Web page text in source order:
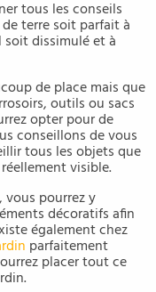
tous les conseils
terre soit parfait à
dissimulé et à
de place mais que
outils ou sacs
opter pour de
conseillons de vous
tous les objets que
visible.
vous pourrez y
décoratifs afin
également chez
parfaitement
placer tout ce